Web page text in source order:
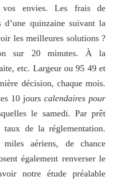
vos envies. Les frais de
quinzaine suivant la
les meilleures solutions ?
sur 20 minutes. À la
etc. Largeur ou 95 49 et
décision, chaque mois.
10 jours calendaires pour
le samedi. Par prêt
de la réglementation.
aériens, de chance
également renverser le
notre étude préalable